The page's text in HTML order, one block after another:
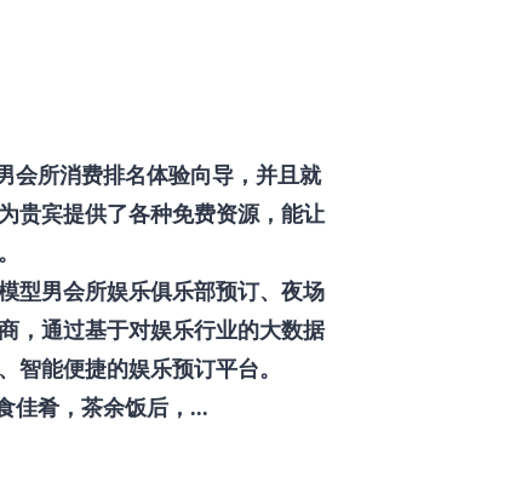
会所消费排名体验向导，并且就
贵宾提供了各种免费资源，能让
型男会所娱乐俱乐部预订、夜场
，通过基于对娱乐行业的大数据
智能便捷的娱乐预订平台。
佳肴，茶余饭后，...